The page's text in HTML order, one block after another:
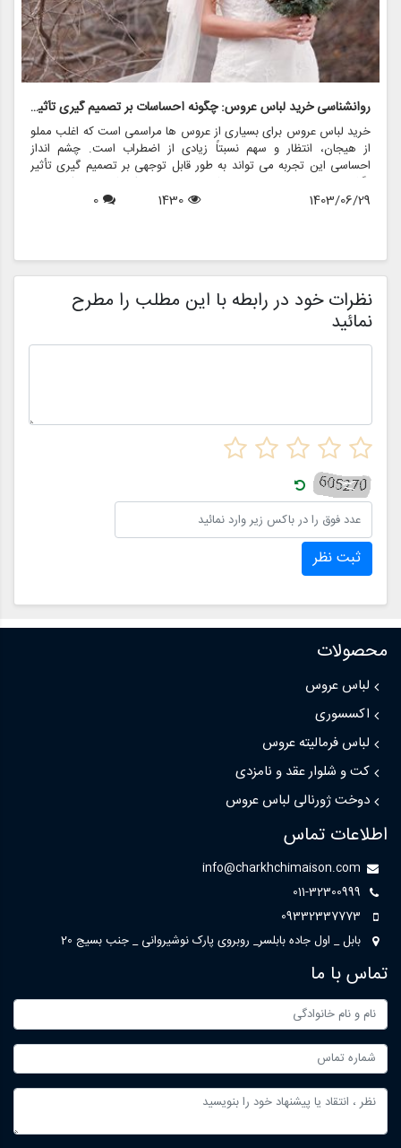
روانشناسی خرید لباس عروس: چگونه احساسات بر تصمیم گیری تأثیر می گذارد
خرید لباس عروس برای بسیاری از عروس ها مراسمی است که اغلب مملو
از هیجان، انتظار و سهم نسبتاً زیادی از اضطراب است. چشم انداز
احساسی این تجربه می تواند به طور قابل توجهی بر تصمیم گیری تأثیر
بگذارد و منجر به انتخاب هایی شود که نه تنها سبک شخصی بلکه عوامل
روانی عمیق تری را نیز منعکس می کند. در این مقاله، روانشناسی خرید
1403/06/29
1430
0
نظرات خود در رابطه با این مطلب را مطرح
نمائید
ثبت نظر
محصولات
لباس عروس
اکسسوری
لباس فرمالیته عروس
کت و شلوار عقد و نامزدی
دوخت ژورنالی لباس عروس
اطلاعات تماس
info@charkhchimaison.com
011-32300999
09332337773
بابل _ اول جاده بابلسر_ روبروی پارک نوشیروانی _ جنب بسیج 20
تماس با ما